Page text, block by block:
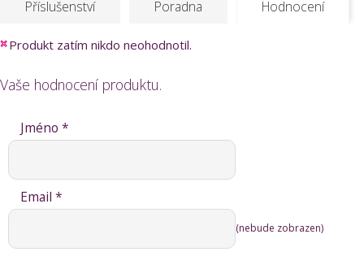
Příslušenství Poradna Hodnocení
Produkt zatím nikdo neohodnotil.
Vaše hodnocení produktu.
Jméno *
Email *
(nebude zobrazen)